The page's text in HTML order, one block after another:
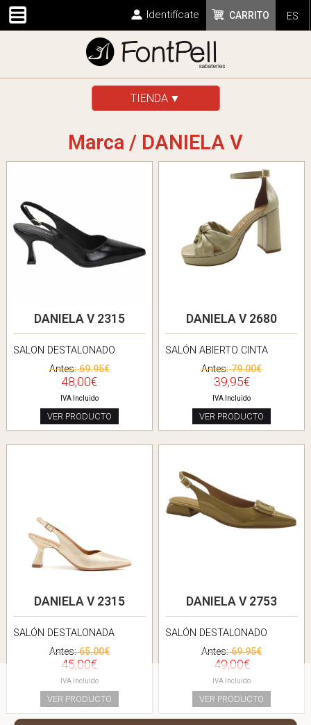
ES
CARRITO
Identifícate
TIENDA
Marca / DANIELA V
DANIELA V 2315
SALON DESTALONADO
Antes:69.95€
48,00€
IVA Incluido
VER PRODUCTO
DANIELA V 2680
SALÓN ABIERTO CINTA
Antes:79.00€
39,95€
IVA Incluido
VER PRODUCTO
DANIELA V 2315
SALÓN DESTALONADA
Antes:65.00€
45,00€
IVA Incluido
VER PRODUCTO
DANIELA V 2753
SALÓN DESTALONADO
Antes:69.95€
49,00€
IVA Incluido
VER PRODUCTO